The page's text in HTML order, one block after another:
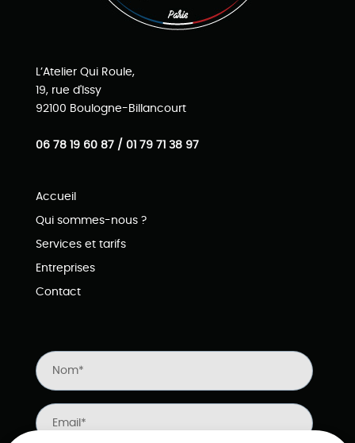
L’Atelier Qui Roule,
19, rue d'Issy
92100 Boulogne-Billancourt
06 78 19 60 87 / 01 79 71 38 97
Accueil
Qui sommes-nous ?
Services et tarifs
Entreprises
Contact